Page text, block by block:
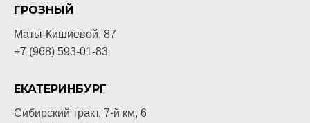
ГРОЗНЫЙ
Маты-Кишиевой, 87
+7 (968) 593-01-83
ЕКАТЕРИНБУРГ
Сибирский тракт, 7-й км, 6